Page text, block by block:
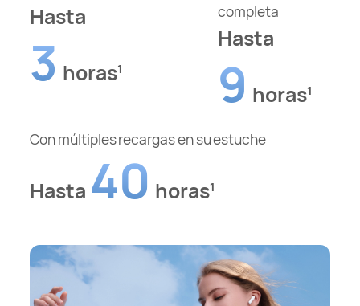
Hasta
3 horas1
completa
Hasta
9 horas1
Con múltiples recargas en su estuche
Hasta 40 horas1